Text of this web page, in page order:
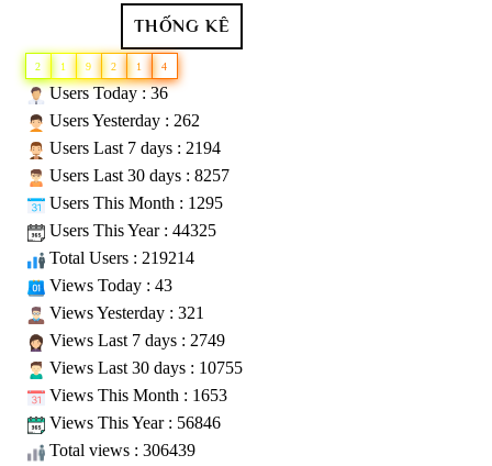
THỐNG KÊ
2 1 9 2 1 4
Users Today : 36
Users Yesterday : 262
Users Last 7 days : 2194
Users Last 30 days : 8257
Users This Month : 1295
Users This Year : 44325
Total Users : 219214
Views Today : 43
Views Yesterday : 321
Views Last 7 days : 2749
Views Last 30 days : 10755
Views This Month : 1653
Views This Year : 56846
Total views : 306439